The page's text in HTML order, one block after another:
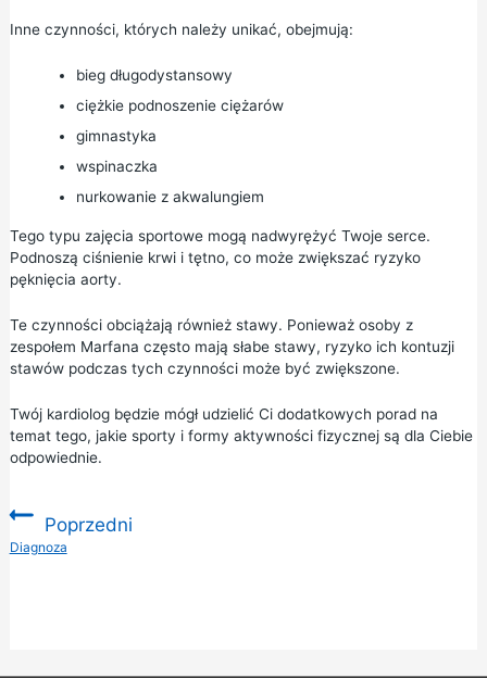
Inne czynności, których należy unikać, obejmują:
bieg długodystansowy
ciężkie podnoszenie ciężarów
gimnastyka
wspinaczka
nurkowanie z akwalungiem
Tego typu zajęcia sportowe mogą nadwyrężyć Twoje serce.
Podnoszą ciśnienie krwi i tętno, co może zwiększać ryzyko
pęknięcia aorty.
Te czynności obciążają również stawy. Ponieważ osoby z
zespołem Marfana często mają słabe stawy, ryzyko ich kontuzji
stawów podczas tych czynności może być zwiększone.
Twój kardiolog będzie mógł udzielić Ci dodatkowych porad na
temat tego, jakie sporty i formy aktywności fizycznej są dla Ciebie
odpowiednie.
Poprzedni
:Diagnoza